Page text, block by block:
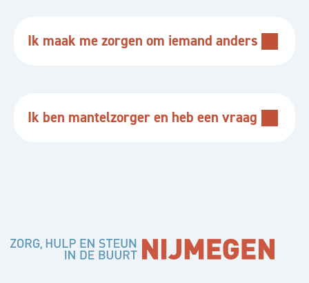
Ik maak me zorgen om iemand anders
Ik ben mantelzorger en heb een vraag